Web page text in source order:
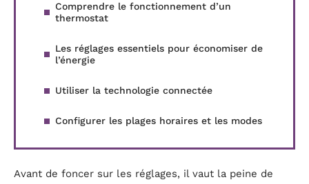
Comprendre le fonctionnement d’un
thermostat
Les réglages essentiels pour économiser de
l’énergie
Utiliser la technologie connectée
Configurer les plages horaires et les modes
Avant de foncer sur les réglages, il vaut la peine de